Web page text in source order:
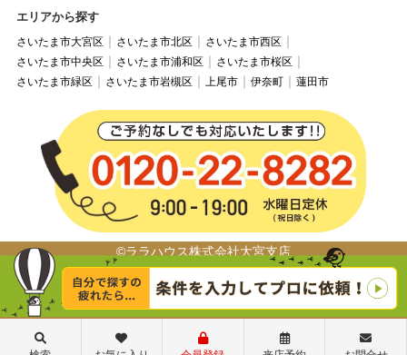
エリアから探す
さいたま市大宮区 さいたま市北区
さいたま市西区
さいたま市中央区
さいたま市浦和区
さいたま市桜区
さいたま市緑区
さいたま市岩槻区 上尾市 伊奈町 蓮田市
©ララハウス株式会社大宮支店